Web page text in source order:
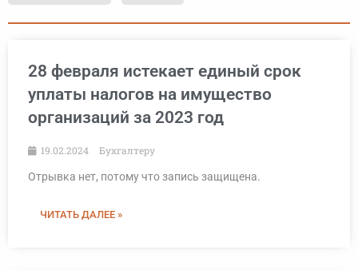
28 февраля истекает единый срок
уплаты налогов на имущество
организаций за 2023 год
19.02.2024 Бухгалтеру
Отрывка нет, потому что запись защищена.
ЧИТАТЬ ДАЛЕЕ »